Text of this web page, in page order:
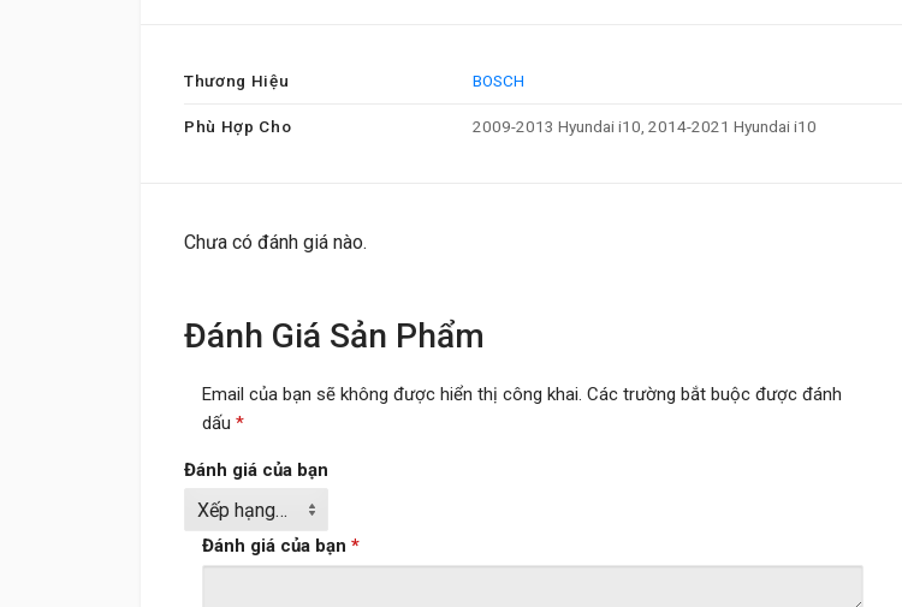
Thương Hiệu BOSCH
Phù Hợp Cho 2009-2013 Hyundai i10, 2014-2021 Hyundai i10
Chưa có đánh giá nào.
Đánh Giá Sản Phẩm
Email của bạn sẽ không được hiển thị công khai. Các trường bắt buộc được đánh
dấu *
Đánh giá của bạn
Đánh giá của bạn *